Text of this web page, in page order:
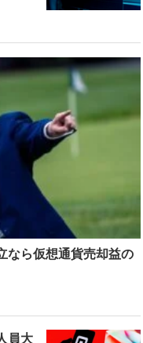
なら仮想通貨売却益の
員大